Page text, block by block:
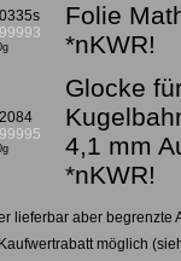
Folie
*nKWR!
Glocke
4,1 mm
*nKWR!
lieferbar aber begrenzte
möglich